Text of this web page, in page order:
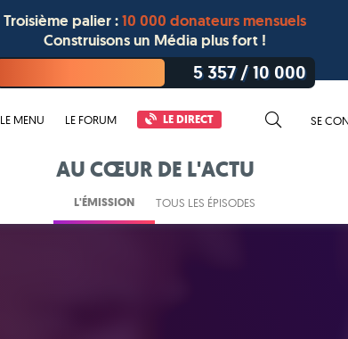
Troisième palier :10 000 donateurs mensuels
Construisons un Média plus fort !
5 357/10 000
LE MENU LE FORUM LE DIRECT SE
AU CŒUR DE L'ACTU
L'ÉMISSION TOUS LES ÉPISODES